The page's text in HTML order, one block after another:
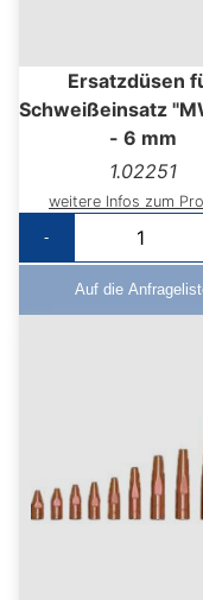
Ersatzdüsen
Schweißeinsatz
- 6 mm
1.02251
weitere Infos zum
-
Auf die